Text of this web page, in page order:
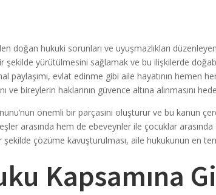
doğan hukuki sorunları ve uyuşmazlıkları
şekilde yürütülmesini sağlamak ve bu ilişkilerde
paylaşımı, evlat edinme gibi aile hayatının hemen
ve bireylerin haklarının güvence altına alınmasını
önemli bir parçasını oluşturur ve bu kanun
arasında hem de ebeveynler ile çocuklar
şekilde çözüme kavuşturulması, aile hukukunun en
Kapsamına